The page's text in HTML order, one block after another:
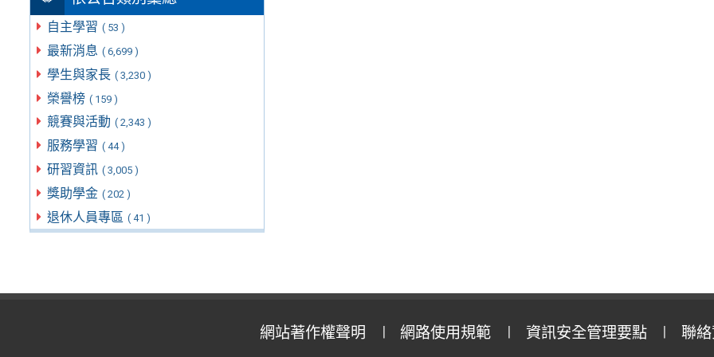
自主學習 ( 53 )
最新消息 ( 6,699 )
學生與家長 ( 3,230 )
榮譽榜 ( 159 )
競賽與活動 ( 2,343 )
服務學習 ( 44 )
研習資訊 ( 3,005 )
獎助學金 ( 202 )
退休人員專區 ( 41 )
網站著作權聲明 網路使用規範 資訊安全管理要點 聯